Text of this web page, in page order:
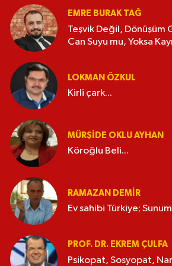
EMRE BURAK TAĞ
Teşvik Değil, Dönüşüm
Can Suyu mu, Yoksa
LOKMAN ÖZKUL
Kirli çark...
MÜRŞIDE OKLU AYHAN
Köroğlu Beli...
RAMAZAN DEMİR
Ev sahibi Türkiye;
PROF. DR. EKREM ÇULFA
Psikopat, Sosyopat,